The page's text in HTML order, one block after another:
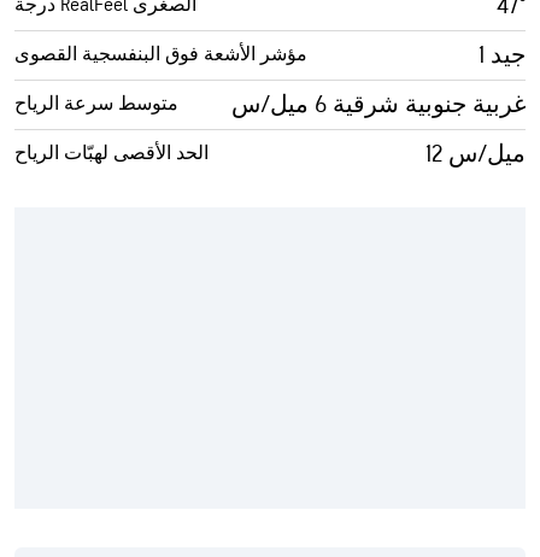
درجة RealFeel الصغرى
مؤشر الأشعة فوق البنفسجية القصوى 1 جيد
متوسط سرعة الرياح غربية جنوبية شرقية 6 ميل/س
الحد الأقصى لهبّات الرياح 12 ميل/س